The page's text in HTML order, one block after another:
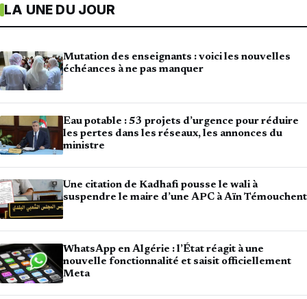
LA UNE DU JOUR
Mutation des enseignants : voici les nouvelles
échéances à ne pas manquer
Eau potable : 53 projets d’urgence pour réduire
les pertes dans les réseaux, les annonces du
ministre
Une citation de Kadhafi pousse le wali à
suspendre le maire d’une APC à Aïn Témouchent
WhatsApp en Algérie : l’État réagit à une
nouvelle fonctionnalité et saisit officiellement
Meta